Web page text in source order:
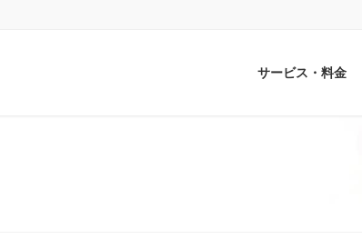
サービス・料金